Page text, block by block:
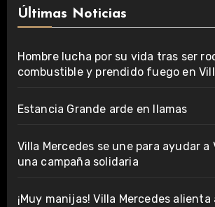
Últimas Noticias
Hombre lucha por su vida tras ser
combustible y prendido fuego en
Estancia Grande arde en llamas
Villa Mercedes se une para ayudar a
una campaña solidaria
¡Muy manijas! Villa Mercedes alienta